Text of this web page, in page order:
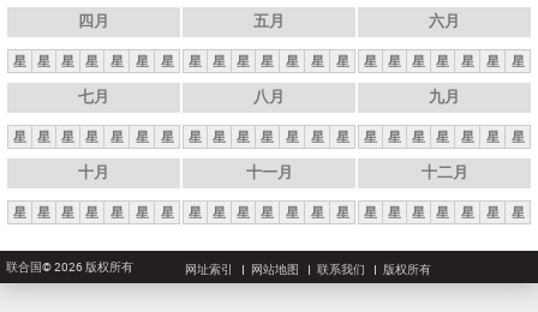
四月
星 星 星 星 星 星 星
五月
星 星 星 星 星 星 星
六月
星 星 星 星 星 星 星
七月
星 星 星 星 星 星 星
八月
星 星 星 星 星 星 星
九月
星 星 星 星 星 星 星
十月
星 星 星 星 星 星 星
十一月
星 星 星 星 星 星 星
十二月
星 星 星 星 星 星 星
联合国© 2026 版权所有 网址索引 网站地图 联系我们 版权所有